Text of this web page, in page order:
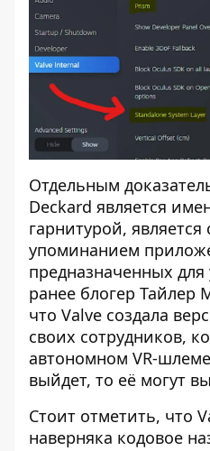
Отдельным
Deckard является
гарнитурой, является
упоминанием
предназначенных для
ранее блогер Тайлер
что Valve создала
своих сотрудников,
автономном VR-
выйдет, то её могут
Стоит отметить, что
наверняка кодовое